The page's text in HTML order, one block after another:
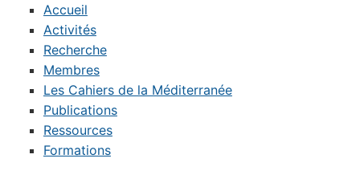
Accueil
Activités
Recherche
Membres
Les Cahiers de la Méditerranée
Publications
Ressources
Formations